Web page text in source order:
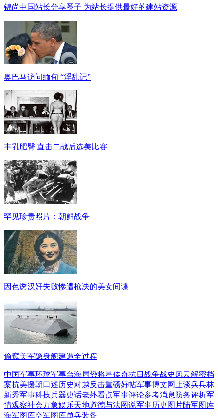
锦尚中国站长分享圈子 为站长提供最好的建站资源
奥巴马访问缅甸 “淫乱记”
丰乳肥臀:直击二战后选美比赛
罕见珍贵照片：朝鲜战争
因色诱汉奸失败惨遭枪决的美女间谍
偷窥美军隐身舰建造全过程
中国军事环球军事台海局势将星传奇抗日战争战史风云解密档
案抗美援朝口述历史对越反击重磅好帖军事博文网上谈兵兵林
新秀军事科技兵器史话老外看点军事评论参考消息 防务评析军
情观察社会万象娱乐天地道德与法图说军事历史图片陆军图库
海军图库空军图库单兵装备